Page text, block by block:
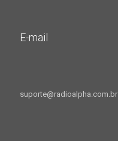
E-mail
suporte@radioalpha.com.br